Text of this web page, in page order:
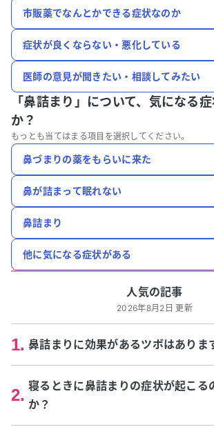
市販薬でなんとかできる症状なのか
症状が良くならない・悪化している
医師の意見が聞きたい・相談してみたい
「鼻詰まり」について、 気になる
か？
もっとも当てはまる項目を選択してください。
鼻づまりの薬をもらいに来た
鼻が詰まって眠れない
鼻詰まり
他に気になる症状がある
人気の記事
2026年8月2日 更新
1. 鼻詰まりに効果があるツボはありま
2. 寝るときに鼻詰まりの症状が起こる
か？